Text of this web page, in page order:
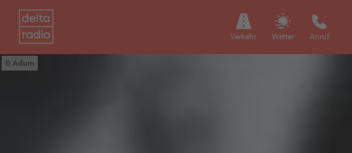
Verkehr Wetter Anruf
Adum